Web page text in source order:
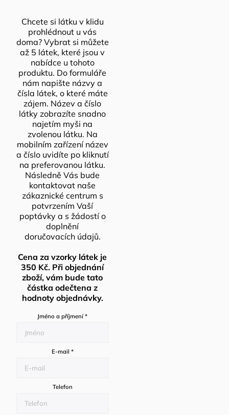
Chcete si látku v klidu
prohlédnout u vás
doma? Vybrat si můžete
až 5 látek, které jsou v
nabídce u tohoto
produktu. Do formuláře
nám napište názvy a
čísla látek, o které máte
zájem. Název a číslo
látky zobrazíte snadno
najetím myši na
zvolenou látku. Na
mobilním zařízení název
a číslo uvidíte po kliknutí
na preferovanou látku.
Následně Vás bude
kontaktovat naše
zákaznické centrum s
potvrzením Vaší
poptávky a s žádostí o
doplnění
doručovacích údajů.
Cena za vzorky látek je
350 Kč. Při objednání
zboží, vám bude tato
částka odečtena z
hodnoty objednávky.
Jméno a příjmení *
E-mail *
Telefon